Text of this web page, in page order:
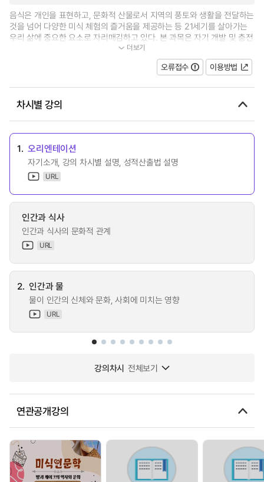
음식은 개인을 표현하고, 문화적 산물로서 지역의 풍토와 생활을 전달하는
것을 넘어 다양한 미식 체험의 즐거움을 제공하는 등 21세기를 살아가는
우리 삶에 중요한 요소로 자리매김하고 있다. 본 과목은 자기 개발 및 충전
을 위해 국내외 여행을 준비하거나...더보기
오류접수 이용방법
차시별 강의
1. 오리엔테이션
자기소개, 강의 차시별 설명, 성적산출법 설명
URL
인간과 식사
인간과 식사의 문화적 관계
URL
2. 인간과 물
물이 인간의 신체와 문화, 사회에 미치는 영향
URL
강의차시 전체보기
연관공개강의